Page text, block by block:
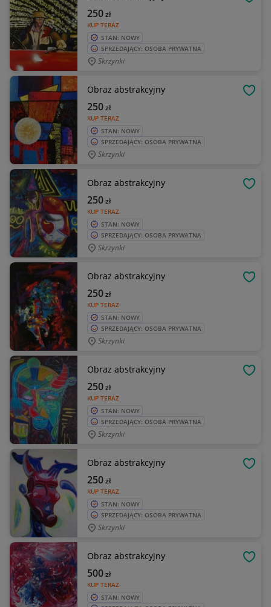
KUP TERAZ
250zł
STAN: NOWY
SPRZEDAJĄCY: OSOBA PRYWATNA
Skrzynki
Obraz abstrakcyjny
KUP TERAZ
250zł
STAN: NOWY
SPRZEDAJĄCY: OSOBA PRYWATNA
Skrzynki
Obraz abstrakcyjny
KUP TERAZ
250zł
STAN: NOWY
SPRZEDAJĄCY: OSOBA PRYWATNA
Skrzynki
Obraz abstrakcyjny
KUP TERAZ
250zł
STAN: NOWY
SPRZEDAJĄCY: OSOBA PRYWATNA
Skrzynki
Obraz abstrakcyjny
KUP TERAZ
250zł
STAN: NOWY
SPRZEDAJĄCY: OSOBA PRYWATNA
Skrzynki
Obraz abstrakcyjny
KUP TERAZ
250zł
STAN: NOWY
SPRZEDAJĄCY: OSOBA PRYWATNA
Skrzynki
Obraz abstrakcyjny
KUP TERAZ
500zł
STAN: NOWY